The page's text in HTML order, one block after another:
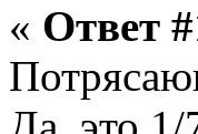
« Ответ